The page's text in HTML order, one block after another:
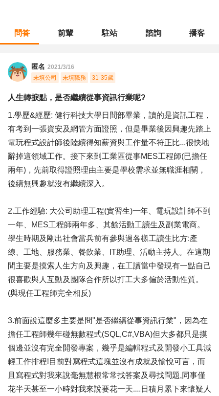
問答 前輩 駐站 諮詢 播客
匿名 2021/3/16
未填公司
未填職務 31-35歲
人生轉捩點，是否繼續從事資訊行業呢?
1.學歷&經歷: 健行科技大學日間部畢業，讀的是資訊工程，
有考到一張資安及網管方面證照，但是畢業後因興趣先踏上
電玩程式設計師後陸續得知薪資與工作量不符正比...很快地
辭掉這領域工作。接下來到工業區從事MES工程師(已擔任
兩年)，先前取得證照理由主要是學校需求並無職涯相關，
後續無興趣就沒有繼續深入。
2.工作經驗: 大公司助理工程(實習生)一年、電玩設計師不到
一年、MES工程師兩年多、其餘活動工讀生及副業電商。
學生時期及剛出社會當兵前有參與過各樣工讀生比方:產
線、工地、服務業、餐飲業、IT助理、活動主持人。在這期
間主要是摸索人生方向及興趣，在工讀當中發現有一點自己
很喜歡與人互動及團隊合作所以打工大多偏於活動性質。
(與現任工程師完全相反)
3.前面說這麼多主要是問"是否繼續從事資訊行業"，因為在
擔任工程師幾年碰無數程式(SQL,C#,VBA)但大多都只是摸
個邊並沒有完全開發專案，幾乎是編輯程式及開發小工具減
輕工作排程!目前對寫程式這塊並沒有成就及愉悅可言，而
且寫程式對我來說毫無慧根常常找答案及尋找問題,同事僅
花半天甚至一小時對我來說要花一天....日積月累下來懷疑人